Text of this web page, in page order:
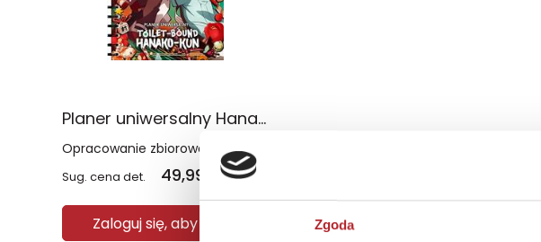
Zgoda
Planer uniwersalny Hanako-Kun. Hanako, duch ze szkolnej toalety
Opracowanie zbiorowe
Sug. cena det. 49,99 (brutto)
Zaloguj się, aby kupić